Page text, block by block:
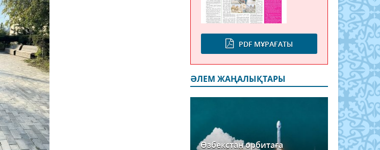
PDF МҰРАҒАТЫ
ӘЛЕМ ЖАҢАЛЫҚТАРЫ
Өзбекстан орбитаға